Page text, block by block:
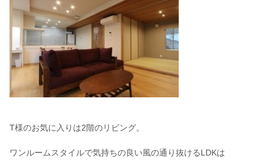
T様のお気に入りは2階のリビング。
ワンルームスタイルで気持ちの良い風の通り抜けるLDKは